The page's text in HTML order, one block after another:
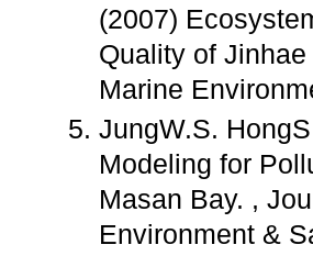
(2007)
Quality of
Marine
JungW.S.
Modeling for
Masan Bay. ,
Environment &